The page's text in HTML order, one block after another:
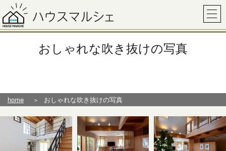
おしゃれな吹き抜けの写真
home おしゃれな吹き抜けの写真